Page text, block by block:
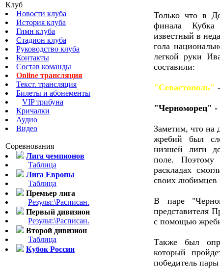
Клуб
Новости клуба
История клуба
Гимн клуба
Стадион клуба
Руководство клуба
Контакты
Состав команды
Online трансляция
Текст. трансляция
Билеты и абонементы
VIP трибуна
Кричалки
Аудио
Видео
Соревнования
Лига чемпионов
Таблица
Лига Европы
Таблица
Премьер лига
Результ.\Расписан.
Первый дивизион
Результ.\Расписан.
Второй дивизион
Таблица
Кубок России
Только что в
финала Кубка
известный в
гола
легкой руки
составили:
"Севастополь"
"Черноморец"
Заметим, что на
жребий был
низшей лиги
поле. Поэтому
раскладах
своих
В паре
представителя
с помощью
Также был
который
победитель